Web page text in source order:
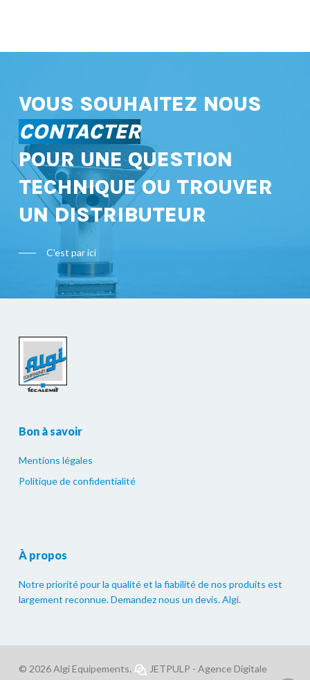
VOUS SOUHAITEZ NOUS
CONTACTER
POUR UNE QUESTION
TECHNIQUE OU TROUVER
UN DISTRIBUTEUR
C'est par ici
Bon à savoir
Mentions légales
Politique de confidentialité
À propos
Notre priorité pour la qualité et la fiabilité de nos produits est
largement reconnue. Demandez nous un devis. Algi.
© 2026 Algi Equipements. JETPULP - Agence Digitale